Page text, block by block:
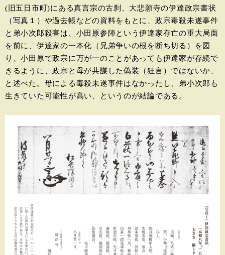
(旧五日市町)にある真言宗の古刹、大悲願寺の伊達政宗書状
（写真１）や過去帳などの資料をもとに、政宗毒殺未遂事件
と弟小次郎殺害は、小田原参陣という伊達家存亡の重大局面
を前に、伊達家の一本化（兄弟争いの根を断ち切る）を図
り、小田原で政宗に万が一のことがあっても伊達家が存続で
きるように、政宗と母が共謀した偽装（狂言）ではないか、
と述べた。母による毒殺未遂事件はなかったし、弟小次郎も
生きていた可能性が高い、というのが結論である。